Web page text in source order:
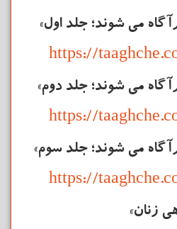
می شوند؛ جلد اول»
https://
می شوند؛ جلد دوم»
https://
می شوند؛ جلد سوم»
https://
زنان»